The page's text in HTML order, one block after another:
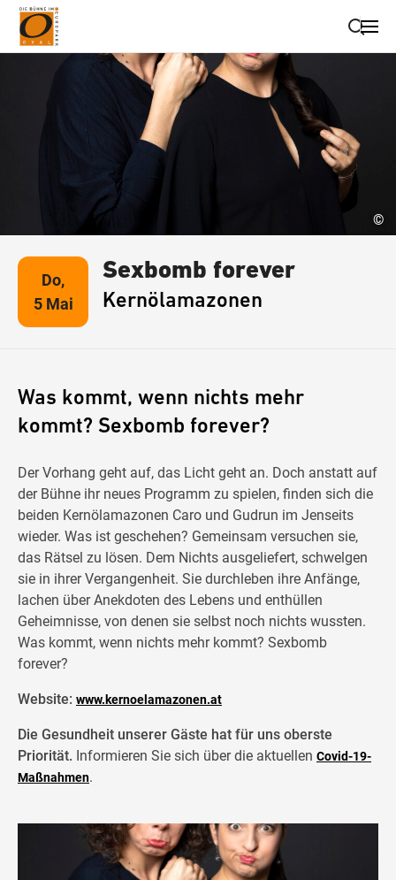
Suche schließen
Wegbeschreibung erhalten
©
Do,
5 Mai
Sexbomb forever
Kernölamazonen
Was kommt, wenn nichts mehr
kommt? Sexbomb forever?
Der Vorhang geht auf, das Licht geht an. Doch anstatt auf
der Bühne ihr neues Programm zu spielen, finden sich die
beiden Kernölamazonen Caro und Gudrun im Jenseits
wieder. Was ist geschehen? Gemeinsam versuchen sie,
das Rätsel zu lösen. Dem Nichts ausgeliefert, schwelgen
sie in ihrer Vergangenheit. Sie durchleben ihre Anfänge,
lachen über Anekdoten des Lebens und enthüllen
Geheimnisse, von denen sie selbst noch nichts wussten.
Was kommt, wenn nichts mehr kommt? Sexbomb
forever?
Website: www.kernoelamazonen.at
Die Gesundheit unserer Gäste hat für uns oberste
Priorität. Informieren Sie sich über die aktuellen Covid-19-
Maßnahmen.